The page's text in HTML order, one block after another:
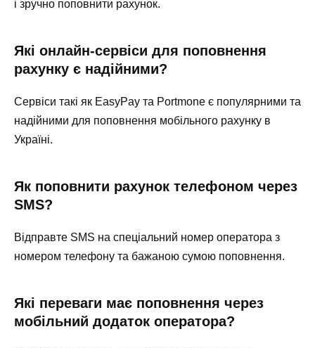
і зручно поповнити рахунок.
Які онлайн-сервіси для поповнення
рахунку є надійними?
Сервіси такі як EasyPay та Portmone є популярними та
надійними для поповнення мобільного рахунку в
Україні.
Як поповнити рахунок телефоном через
SMS?
Відправте SMS на спеціальний номер оператора з
номером телефону та бажаною сумою поповнення.
Які переваги має поповнення через
мобільний додаток оператора?